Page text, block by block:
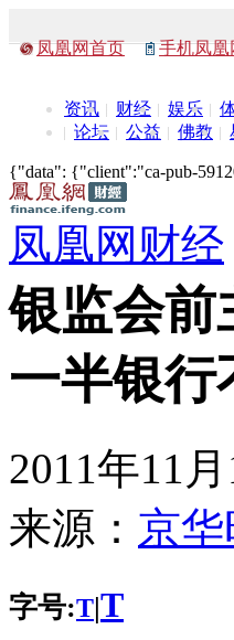
凤凰网首页 手机凤凰
资讯 财经 娱乐
论坛
公益 佛教
{"data": {"client":"ca-pub-
凤凰网财经
银监会前
一半银行
2011年11
来源： 京华
字号:T|T